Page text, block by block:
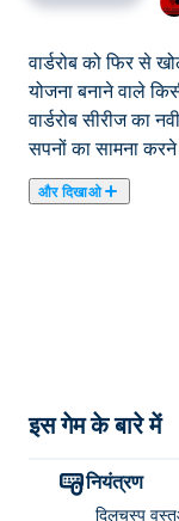
वार्डरोब को फिर से
योजना बनाने वाले
वार्डरोब सीरीज का
सपनों का सामना
और दिखाओ
वार्डरोब सीरीज का
सपनों का सामना
कोनों का पता
कर रहे हैं। क्या आप
मैं फॉरगॉटन हिल:
इस गेम के बारे में
नियंत्रण
दिलचस्प